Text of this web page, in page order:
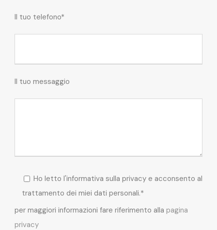
Il tuo telefono*
Il tuo messaggio
Ho letto l'informativa sulla privacy e acconsento al
trattamento dei miei dati personali.*
per maggiori informazioni fare riferimento alla pagina
privacy